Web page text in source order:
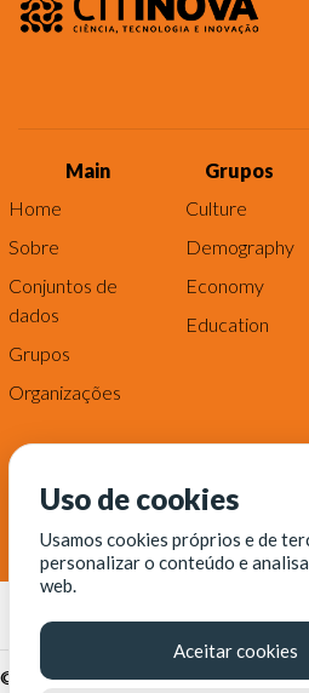
Main
Home
Sobre
Conjuntos de
dados
Grupos
Organizações
Grupos
Culture
Demography
Economy
Education
© Fortaleza Digital || CITINOVA -
Uso de cookies
Usamos cookies próprios e de
personalizar o conteúdo e
web.
Aceitar cookies